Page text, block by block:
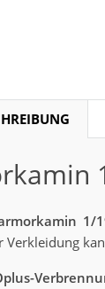
1/
Verkleidung